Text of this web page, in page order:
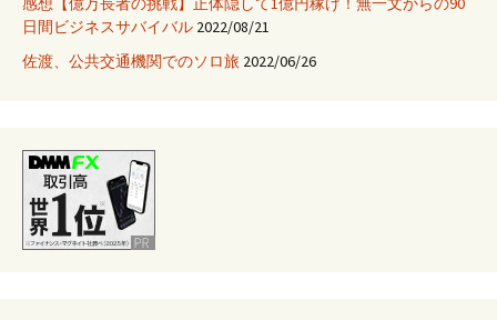
日間ビジネスサバイバル 2022/08/21
佐渡、公共交通機関でのソロ旅 2022/06/26